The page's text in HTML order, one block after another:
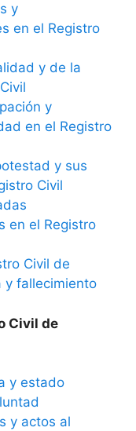
y
en el Registro
y de la
y
en el Registro
y sus
Civil
en el Registro
Civil de
y fallecimiento
Civil de
y estado
y actos al